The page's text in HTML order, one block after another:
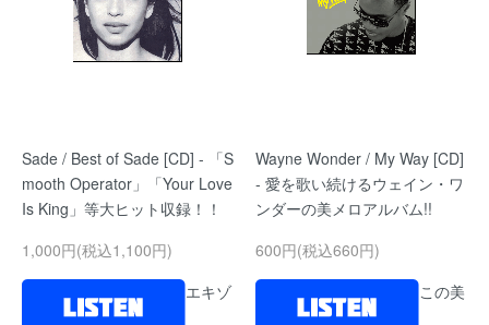
Sade / Best of Sade [CD] - 「S
mooth Operator」「Your Love
Is King」等大ヒット収録！！
1,000円(税込1,100円)
エキゾ
Wayne Wonder / My Way [CD]
- 愛を歌い続けるウェイン・ワ
ンダーの美メロアルバム!!
600円(税込660円)
この美